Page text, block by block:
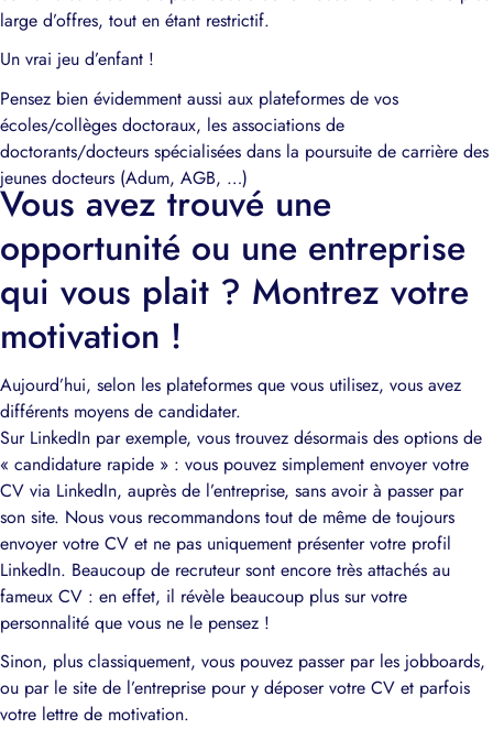
large d’offres, tout en étant restrictif.
Un vrai jeu d’enfant !
Pensez bien évidemment aussi aux plateformes de vos
écoles/collèges doctoraux, les associations de
doctorants/docteurs spécialisées dans la poursuite de carrière des
jeunes docteurs (Adum, AGB, …)
Vous avez trouvé une
opportunité ou une entreprise
qui vous plait ? Montrez votre
motivation !
Aujourd’hui, selon les plateformes que vous utilisez, vous avez
différents moyens de candidater.
Sur LinkedIn par exemple, vous trouvez désormais des options de
« candidature rapide » : vous pouvez simplement envoyer votre
CV via LinkedIn, auprès de l’entreprise, sans avoir à passer par
son site. Nous vous recommandons tout de même de toujours
envoyer votre CV et ne pas uniquement présenter votre profil
LinkedIn. Beaucoup de recruteur sont encore très attachés au
fameux CV : en effet, il révèle beaucoup plus sur votre
personnalité que vous ne le pensez !
Sinon, plus classiquement, vous pouvez passer par les jobboards,
ou par le site de l’entreprise pour y déposer votre CV et parfois
votre lettre de motivation.